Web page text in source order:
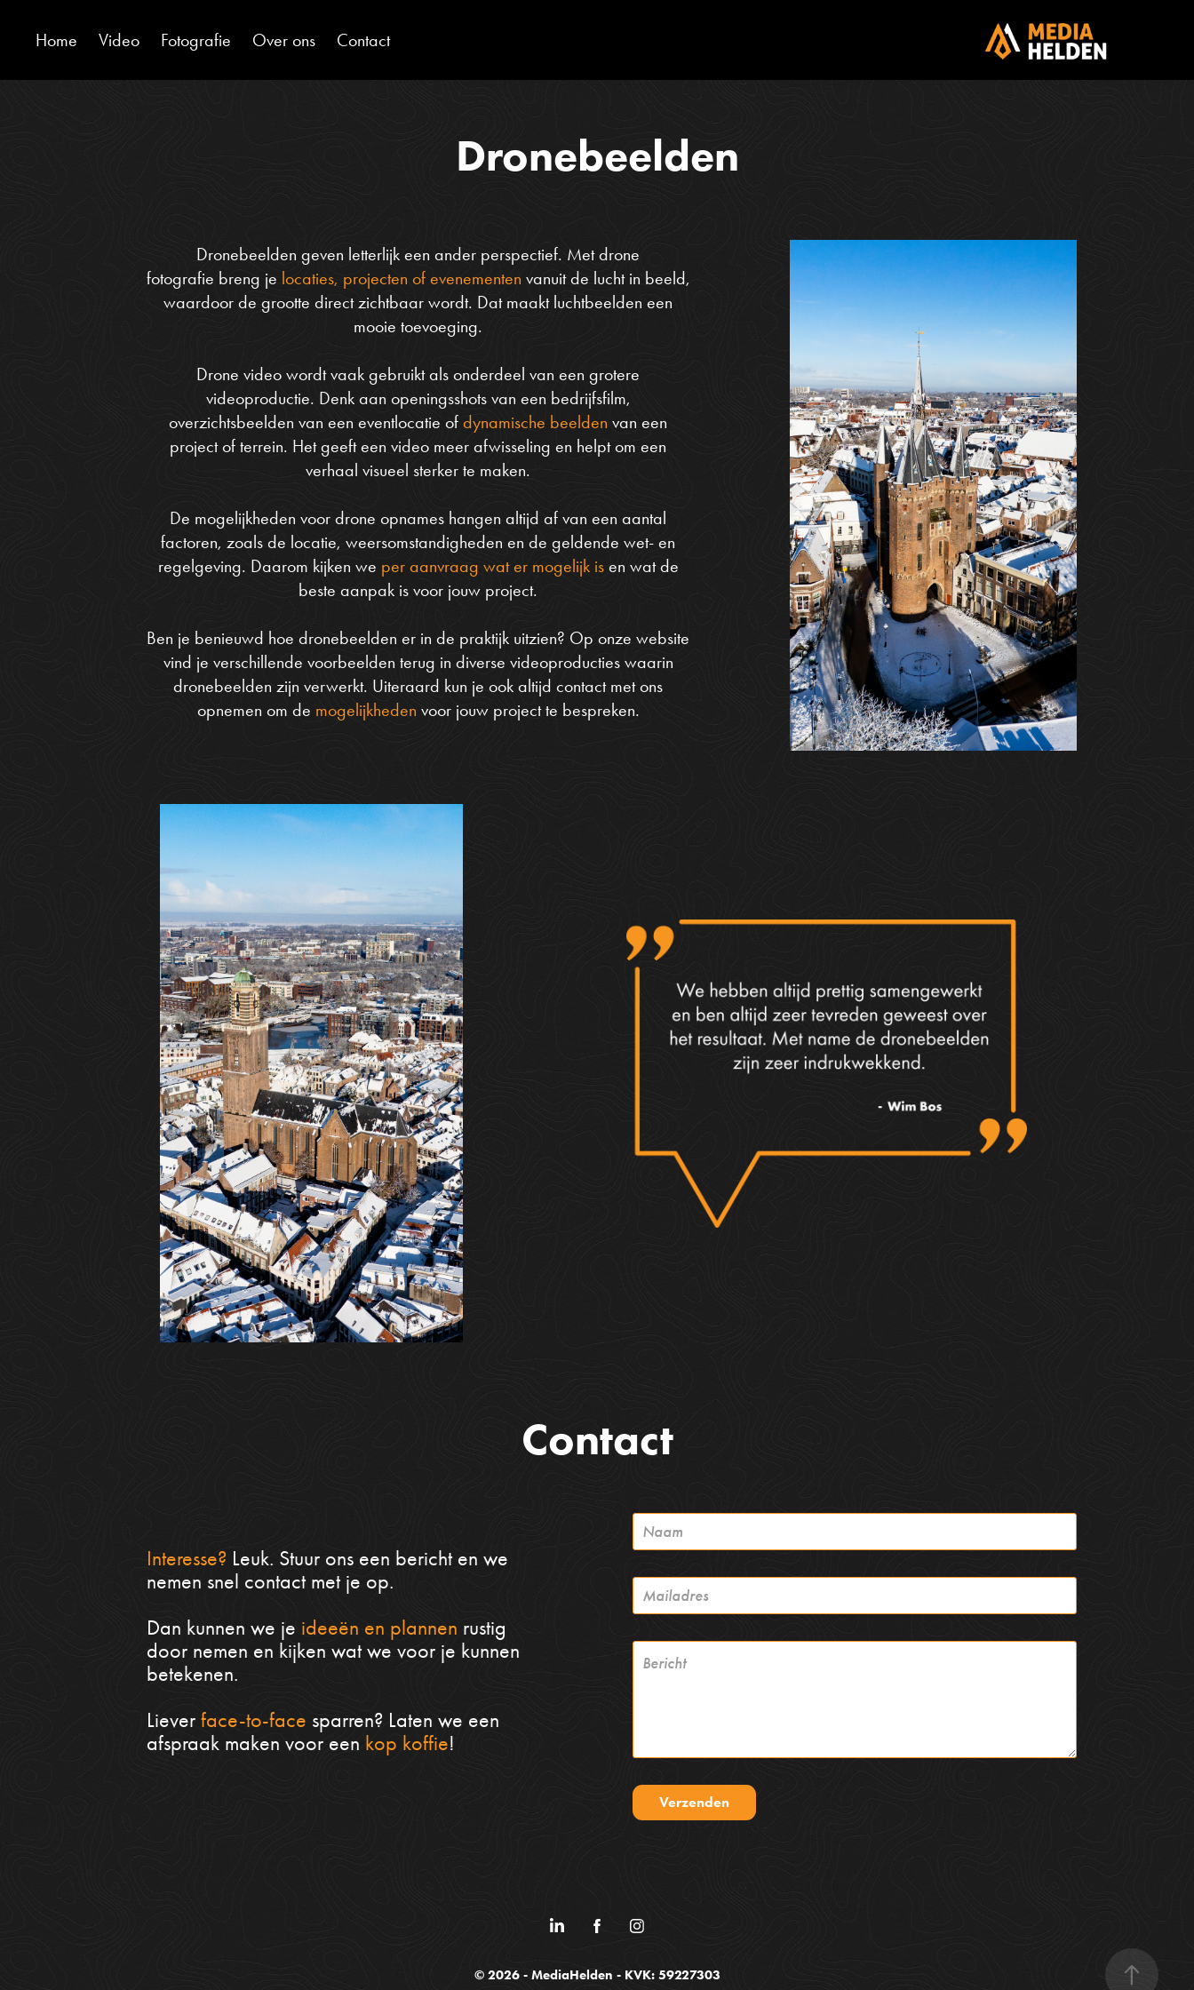
Home Video Fotografie Over ons Contact
Dronebeelden
Dronebeelden geven letterlijk een ander perspectief. Met drone
fotografie breng je locaties, projecten of evenementen vanuit de lucht in beeld,
waardoor de grootte direct zichtbaar wordt. Dat maakt luchtbeelden een
mooie toevoeging.
Drone video wordt vaak gebruikt als onderdeel van een grotere
videoproductie. Denk aan openingsshots van een bedrijfsfilm,
overzichtsbeelden van een eventlocatie ofdynamische beelden van een
project of terrein. Het geeft een video meer afwisseling en helpt om een
verhaal visueel sterker te maken.
De mogelijkheden voor drone opnames hangen altijd af van een aantal
factoren, zoals de locatie, weersomstandigheden en de geldende wet- en
regelgeving. Daarom kijken we per aanvraag wat er mogelijk isen wat de
beste aanpak is voor jouw project.
Ben je benieuwd hoe dronebeelden er in de praktijk uitzien? Op onze website
vind je verschillende voorbeelden terug in diverse videoproducties waarin
dronebeelden zijn verwerkt. Uiteraard kun je ook altijd contact met ons
opnemen om de mogelijkheden voor jouw project te bespreken.
Contact
Interesse? Leuk. Stuur ons een bericht en we
nemen snel contact met je op.
Dan kunnen we je ideeën en plannen rustig
door nemen en kijken wat we voor je kunnen
betekenen.
Liever face-to-face sparren? Laten we een
afspraak maken voor een kop koffie!
Verzenden
© 2026 - MediaHelden - KVK: 59227303